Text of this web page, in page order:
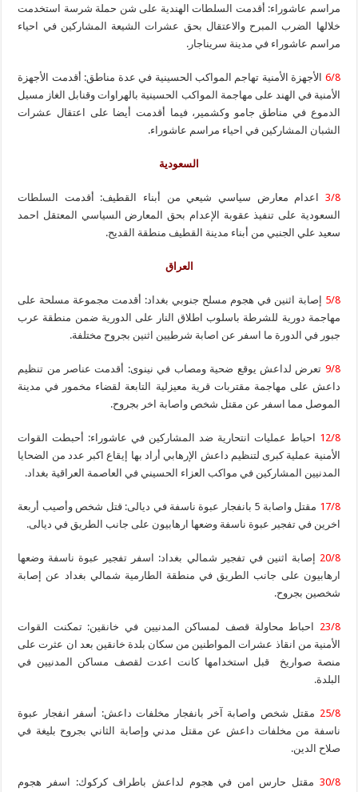
مراسم عاشوراء: أقدمت السلطات الهندية على شن حملة شرسة استخدمت
خلالها الضرب المبرح والاعتقال بحق عشرات الشيعة المشاركين في احياء
مراسم عاشوراء في مدينة سريناجار.
6/8 الأجهزة الأمنية تهاجم المواكب الحسينية في عدة مناطق: أقدمت الأجهزة
الأمنية في الهند على مهاجمة المواكب الحسينية بالهراوات وقنابل الغاز مسيل
الدموع في مناطق جامو وكشمير، فيما أقدمت أيضا على اعتقال عشرات
الشبان المشاركين في احياء مراسم عاشوراء.
السعودية
3/8 اعدام معارض سياسي شيعي من أبناء القطيف: أقدمت السلطات
السعودية على تنفيذ عقوبة الإعدام بحق المعارض السياسي المعتقل احمد
سعيد علي الجنبي من أبناء مدينة القطيف منطقة القديح.
العراق
5/8 إصابة اثنين في هجوم مسلح جنوبي بغداد: أقدمت مجموعة مسلحة على
مهاجمة دورية للشرطة باسلوب اطلاق النار على الدورية ضمن منطقة عرب
جبور في الدورة ما اسفر عن اصابة شرطيين اثنين بجروح مختلفة.
9/8 تعرض لداعش يوقع ضحية ومصاب في نينوى: أقدمت عناصر من تنظيم
داعش على مهاجمة مقتربات قرية معيزلية التابعة لقضاء مخمور في مدينة
الموصل مما اسفر عن مقتل شخص واصابة اخر بجروح.
12/8 احباط عمليات انتحارية ضد المشاركين في عاشوراء: أحبطت القوات
الأمنية عملية كبرى لتنظيم داعش الإرهابي أراد بها إيقاع اكبر عدد من الضحايا
المدنيين المشاركين في مواكب العزاء الحسيني في العاصمة العراقية بغداد.
17/8
مقتل واصابة 5 بانفجار عبوة ناسفة في ديالى: قتل شخص وأصيب أربعة
اخرين في تفجير عبوة ناسفة وضعها ارهابيون على جانب الطريق في ديالى.
20/8 إصابة اثنين في تفجير شمالي بغداد: اسفر تفجير عبوة ناسفة وضعها
ارهابيون على جانب الطريق في منطقة الطارمية شمالي بغداد عن إصابة
شخصين بجروح.
23/8 احباط محاولة قصف لمساكن المدنيين في خانقين: تمكنت القوات
الأمنية من انقاذ عشرات المواطنين من سكان بلدة خانقين بعد ان عثرت على
منصة صواريخ قبل استخدامها كانت اعدت لقصف مساكن المدنيين في
البلدة.
25/8 مقتل شخص واصابة آخر بانفجار مخلفات داعش: أسفر انفجار عبوة
ناسفة من مخلفات داعش عن مقتل مدني وإصابة الثاني بجروح بليغة في
صلاح الدين.
30/8 مقتل حارس امن في هجوم لداعش باطراف كركوك: اسفر هجوم